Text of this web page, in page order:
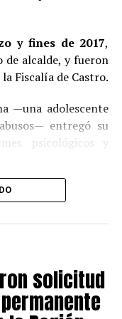
y fines de 2017,
de alcalde, y fueron
Fiscalía de Castro.
—una adolescente
entregó su
psicológicos y
el imputado
abreviado,
dictó sentencia en
Montecinos a
en su grado
solicitud